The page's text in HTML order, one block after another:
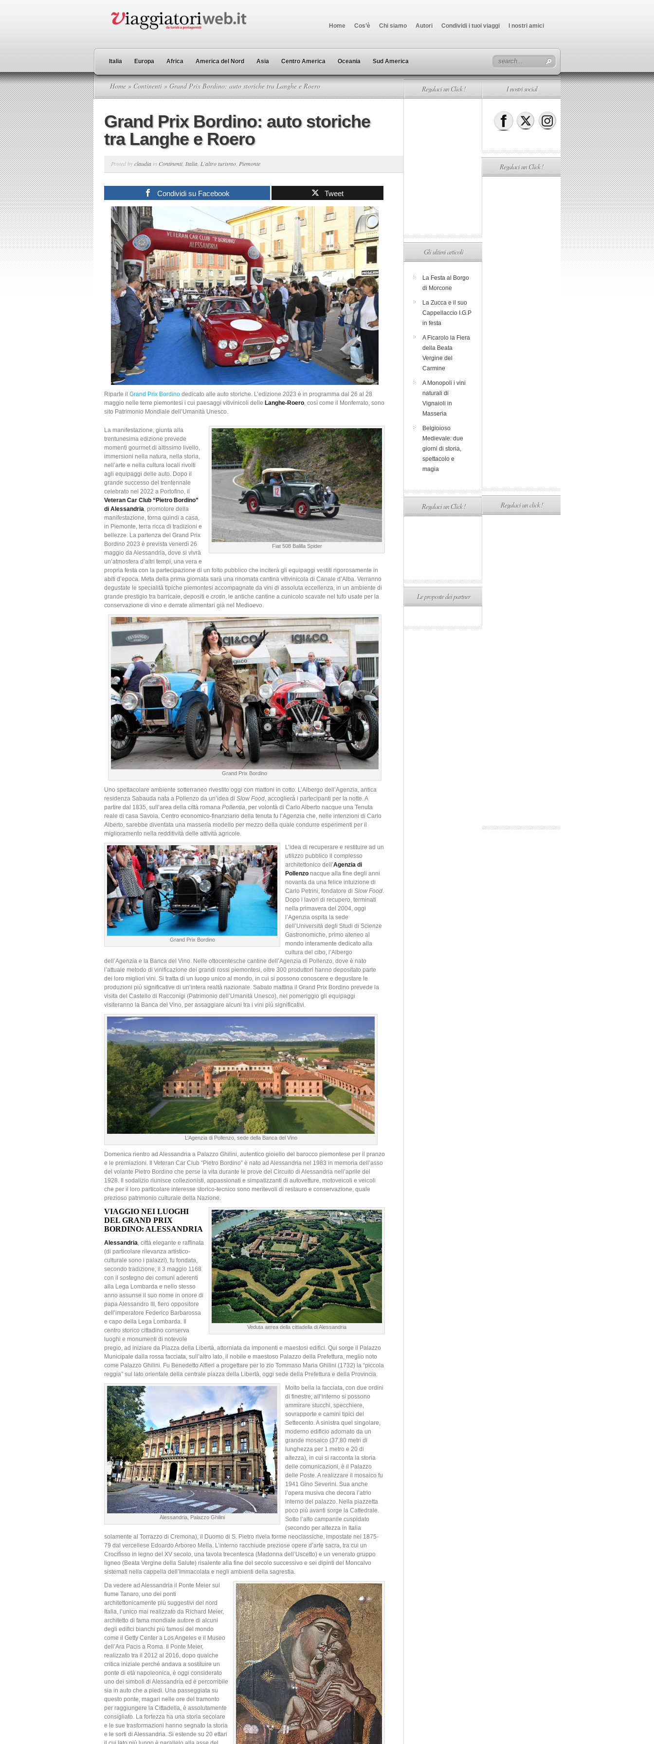
Home Cos’è Chi siamo Autori Condividi i tuoi viaggi I nostri amici
Italia Europa Africa America del Nord Asia Centro America Oceania Sud America
Home » Continenti» Grand Prix Bordino: auto storiche tra Langhe e Roero
Grand Prix Bordino: auto storiche
tra Langhe e Roero
Posted byclaudia in Continenti, Italia L'altro turismo Piemonte
Condividi su Facebook Tweet
Riparte il Grand Prix Bordino dedicato alle auto storiche. L’edizione 2023 è in programma dal 26 al 28
maggio nelle terre piemontesi i cui paesaggi vitivinicoli delle Langhe-Roero, così come il Monferrato, sono
sito Patrimonio Mondiale dell’Umanità Unesco.
Fiat 508 Balilla Spider
La manifestazione, giunta alla
trentunesima edizione prevede
momenti gourmet di altissimo livello,
immersioni nella natura, nella storia,
nell’arte e nella cultura locali rivolti
agli equipaggi delle auto. Dopo il
grande successo del trentennale
celebrato nel 2022 a Portofino, il
Veteran Car Club “Pietro Bordino”
di Alessandria, promotore della
manifestazione, torna quindi a casa,
in Piemonte, terra ricca di tradizioni e
bellezze. La partenza del Grand Prix
Bordino 2023 è prevista venerdì 26
maggio da Alessandria, dove si vivrà
un’atmosfera d’altri tempi, una vera e
propria festa con la partecipazione di un folto pubblico che inciterà gli equipaggi vestiti rigorosamente in
abiti d’epoca. Meta della prima giornata sarà una rinomata cantina vitivinicola di Canale d’Alba. Verranno
degustate le specialità tipiche piemontesi accompagnate da vini di assoluta eccellenza, in un ambiente di
grande prestigio tra barricaie, depositi e crotin, le antiche cantine a cunicolo scavate nel tufo usate per la
conservazione di vino e derrate alimentari già nel Medioevo.
Grand Prix Bordino
Uno spettacolare ambiente sotterraneo rivestito oggi con mattoni in cotto. L’Albergo dell’Agenzia, antica
residenza Sabauda nata a Pollenzo da un’idea di Slow Food, accoglierà i partecipanti per la notte. A
partire dal 1835, sull’area della città romana Pollentia, per volontà di Carlo Alberto nacque una Tenuta
reale di casa Savoia. Centro economico-finanziario della tenuta fu l’Agenzia che, nelle intenzioni di Carlo
Alberto, sarebbe diventata una masseria modello per mezzo della quale condurre esperimenti per il
miglioramento nella redditività delle attività agricole.
Grand Prix Bordino
L’idea di recuperare e restituire ad un
utilizzo pubblico il complesso
architettonico dell’Agenzia di
Pollenzo nacque alla fine degli anni
novanta da una felice intuizione di
Carlo Petrini, fondatore di Slow Food.
Dopo i lavori di recupero, terminati
nella primavera del 2004, oggi
l’Agenzia ospita la sede
dell’Università degli Studi di Scienze
Gastronomiche, primo ateneo al
mondo interamente dedicato alla
cultura del cibo, l’Albergo
dell’Agenzia e la Banca del Vino. Nelle ottocentesche cantine dell’Agenzia di Pollenzo, dove è nato
l’attuale metodo di vinificazione dei grandi rossi piemontesi, oltre 300 produttori hanno depositato parte
dei loro migliori vini. Si tratta di un luogo unico al mondo, in cui si possono conoscere e degustare le
produzioni più significative di un’intera realtà nazionale. Sabato mattina il Grand Prix Bordino prevede la
visita del Castello di Racconigi (Patrimonio dell’Umanità Unesco), nel pomeriggio gli equipaggi
visiteranno la Banca del Vino, per assaggiare alcuni tra i vini più significativi.
L’Agenzia di Pollenzo, sede della Banca del Vino
Domenica rientro ad Alessandria a Palazzo Ghilini, autentico gioiello del barocco piemontese per il pranzo
e le premiazioni. Il Veteran Car Club “Pietro Bordino” è nato ad Alessandria nel 1983 in memoria dell’asso
del volante Pietro Bordino che perse la vita durante le prove del Circuito di Alessandria nell’aprile del
1928. Il sodalizio riunisce collezionisti, appassionati e simpatizzanti di autovetture, motoveicoli e veicoli
che per il loro particolare interesse storico-tecnico sono meritevoli di restauro e conservazione, quale
prezioso patrimonio culturale della Nazione.
Veduta aerea della cittadella di Alessandria
VIAGGIO NEI LUOGHI
DEL GRAND PRIX
BORDINO: ALESSANDRIA
Alessandria, città elegante e raffinata
(di particolare rilevanza artistico-
culturale sono i palazzi), fu fondata,
secondo tradizione, il 3 maggio 1168
con il sostegno dei comuni aderenti
alla Lega Lombarda e nello stesso
anno assunse il suo nome in onore di
papa Alessandro III, fiero oppositore
dell’imperatore Federico Barbarossa
e capo della Lega Lombarda. Il
centro storico cittadino conserva
luoghi e monumenti di notevole
pregio, ad iniziare da Piazza della Libertà, attorniata da imponenti e maestosi edifici. Qui sorge il Palazzo
Municipale dalla rossa facciata, sull’altro lato, il nobile e maestoso Palazzo della Prefettura, meglio noto
come Palazzo Ghilini. Fu Benedetto Alfieri a progettare per lo zio Tommaso Maria Ghilini (1732) la “piccola
reggia” sul lato orientale della centrale piazza della Libertà, oggi sede della Prefettura e della Provincia.
Alessandria, Palazzo Ghilini
Molto bella la facciata, con due ordini
di finestre; all’interno si possono
ammirare stucchi, specchiere,
sovrapporte e camini tipici del
Settecento. A sinistra quel singolare,
moderno edificio adornato da un
grande mosaico (37,80 metri di
lunghezza per 1 metro e 20 di
altezza), in cui si racconta la storia
delle comunicazioni, è il Palazzo
delle Poste. A realizzare il mosaico fu
1941 Gino Severini. Sua anche
l’opera musiva che decora l’atrio
interno del palazzo. Nella piazzetta
poco più avanti sorge la Cattedrale.
Sotto l’alto campanile cuspidato
(secondo per altezza in Italia
solamente al Torrazzo di Cremona), il Duomo di S. Pietro rivela forme neoclassiche, impostate nel 1875-
79 dal vercellese Edoardo Arboreo Mella. L’interno racchiude preziose opere d’arte sacra, tra cui un
Crocifìsso in legno del XV secolo, una tavola trecentesca (Madonna dell’Uscetto) e un venerato gruppo
ligneo (Beata Vergine della Salute) risalente alla fine del secolo successivo e sei dipinti del Moncalvo
sistemati nella cappella dell’Immacolata e negli ambienti della sagrestia.
Da vedere ad Alessandria il Ponte Meier sul
fiume Tanaro, uno dei ponti
architettonicamente più suggestivi del nord
Italia, l’unico mai realizzato da Richard Meier,
architetto di fama mondiale autore di alcuni
degli edifici bianchi più famosi del mondo
come il Getty Center a Los Angeles e il Museo
dell’Ara Pacis a Roma. Il Ponte Meier,
realizzato tra il 2012 al 2016, dopo qualche
critica iniziale perché andava a sostituire un
ponte di età napoleonica, è oggi considerato
uno dei simboli di Alessandria ed è percorribile
sia in auto che a piedi. Una passeggiata su
questo ponte, magari nelle ore del tramonto
per raggiungere la Cittadella, è assolutamente
consigliato. La fortezza ha una storia secolare
e le sue trasformazioni hanno segnato la storia
e le sorti di Alessandria. Si estende su 20 ettari
Regalaci un Click !
Gli ultimi articoli
La Festa al Borgo
di Morcone
La Zucca e il suo
Cappellaccio I.G.P
in festa
A Ficarolo la Fiera
della Beata
Vergine del
Carmine
A Monopoli i vini
naturali di
Vignaioli in
Masseria
Belgioioso
Medievale: due
giorni di storia,
spettacolo e
magia
Regalaci un Click !
Le proposte dei partner
I nostri social
Regalaci un Click !
Regalaci un click !